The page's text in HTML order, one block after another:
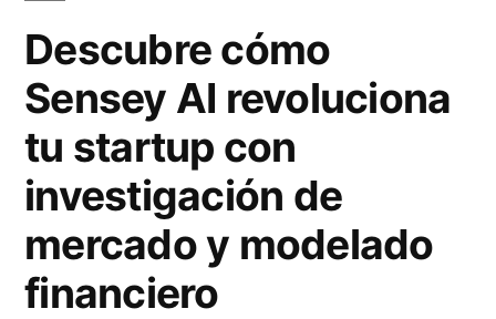
Descubre cómo
Sensey AI revoluciona
tu startup con
investigación de
mercado y modelado
financiero